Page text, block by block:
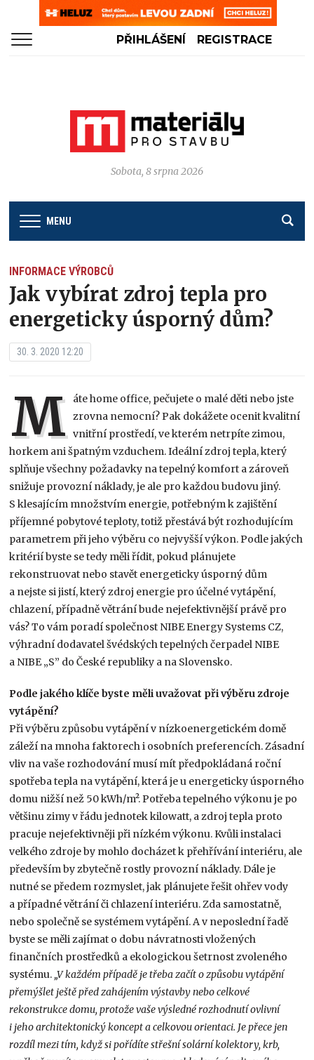
PŘIHLÁŠENÍ REGISTRACE
Sobota, 8 srpna 2026
MENU
INFORMACE VÝROBCŮ
Jak vybírat zdroj tepla pro
energeticky úsporný dům?
30. 3. 2020 12:20
M áte home office, pečujete o malé děti nebo jste
zrovna nemocní? Pak dokážete ocenit kvalitní
vnitřní prostředí, ve kterém netrpíte zimou,
horkem ani špatným vzduchem. Ideální zdroj tepla, který
splňuje všechny požadavky na tepelný komfort a zároveň
snižuje provozní náklady, je ale pro každou budovu jiný.
S klesajícím množstvím energie, potřebným k zajištění
příjemné pobytové teploty, totiž přestává být rozhodujícím
parametrem při jeho výběru co nejvyšší výkon. Podle jakých
kritérií byste se tedy měli řídit, pokud plánujete
rekonstruovat nebo stavět energeticky úsporný dům
a nejste si jistí, který zdroj energie pro účelné vytápění,
chlazení, případně větrání bude nejefektivnější právě pro
vás? To vám poradí společnost NIBE Energy Systems CZ,
výhradní dodavatel švédských tepelných čerpadel NIBE
a NIBE „S” do České republiky a na Slovensko.
Podle jakého klíče byste měli uvažovat při výběru zdroje
vytápění?
Při výběru způsobu vytápění v nízkoenergetickém domě
záleží na mnoha faktorech i osobních preferencích. Zásadní
vliv na vaše rozhodování musí mít předpokládaná roční
spotřeba tepla na vytápění, která je u energeticky úsporného
domu nižší než 50 kWh/m². Potřeba tepelného výkonu je po
většinu zimy v řádu jednotek kilowatt, a zdroj tepla proto
pracuje nejefektivněji při nízkém výkonu. Kvůli instalaci
velkého zdroje by mohlo docházet k přehřívání interiéru, ale
především by zbytečně rostly provozní náklady. Dále je
nutné se předem rozmyslet, jak plánujete řešit ohřev vody
a případné větrání či chlazení interiéru. Zda samostatně,
nebo společně se systémem vytápění. A v neposlední řadě
byste se měli zajímat o dobu návratnosti vložených
finančních prostředků a ekologickou šetrnost zvoleného
systému. „V každém případě je třeba začít o způsobu vytápění
přemýšlet ještě před zahájením výstavby nebo celkové
rekonstrukce domu, protože vaše výsledné rozhodnutí ovlivní
i jeho architektonický koncept a celkovou orientaci. Je přece jen
rozdíl mezi tím, když si pořídíte střešní solární kolektory, krb,